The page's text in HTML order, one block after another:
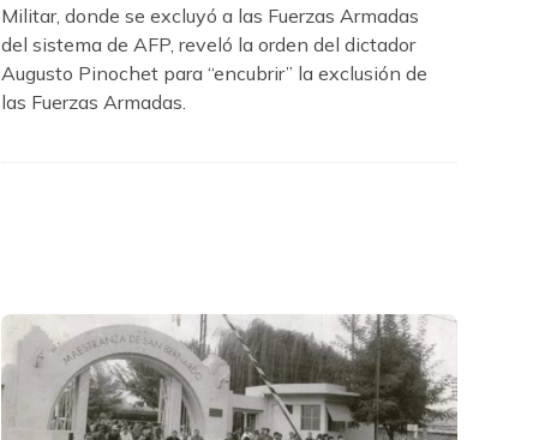
Militar, donde se excluyó a las Fuerzas Armadas
del sistema de AFP, reveló la orden del dictador
Augusto Pinochet para “encubrir” la exclusión de
las Fuerzas Armadas.